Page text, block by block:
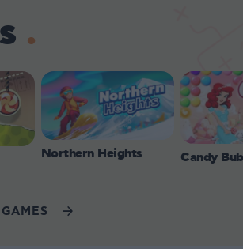
Northern Heights Candy